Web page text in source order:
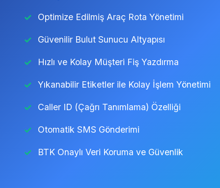
Optimize Edilmiş Araç Rota Yönetimi
Güvenilir Bulut Sunucu Altyapısı
Hızlı ve Kolay Müşteri Fiş Yazdırma
Yıkanabilir Etiketler ile Kolay İşlem Yönetimi
Caller ID (Çağrı Tanımlama) Özelliği
Otomatik SMS Gönderimi
BTK Onaylı Veri Koruma ve Güvenlik